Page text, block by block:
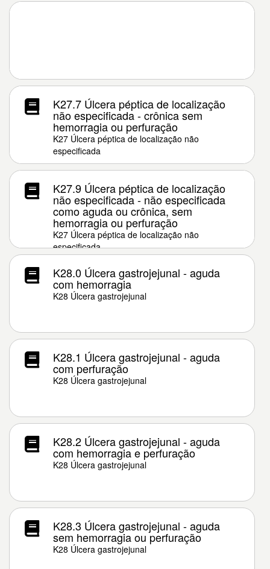
K27.7 Úlcera péptica de localização
não especificada - crônica sem
hemorragia ou perfuração
K27 Úlcera péptica de localização não
especificada
K27.9 Úlcera péptica de localização
não especificada - não especificada
como aguda ou crônica, sem
hemorragia ou perfuração
K27 Úlcera péptica de localização não
especificada
K28.0 Úlcera gastrojejunal - aguda
com hemorragia
K28 Úlcera gastrojejunal
K28.1 Úlcera gastrojejunal - aguda
com perfuração
K28 Úlcera gastrojejunal
K28.2 Úlcera gastrojejunal - aguda
com hemorragia e perfuração
K28 Úlcera gastrojejunal
K28.3 Úlcera gastrojejunal - aguda
sem hemorragia ou perfuração
K28 Úlcera gastrojejunal